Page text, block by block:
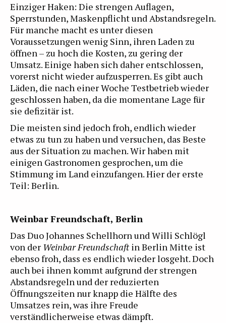
Einziger Haken: Die strengen Auflagen,
Sperrstunden, Maskenpflicht und Abstandsregeln.
Für manche macht es unter diesen
Voraussetzungen wenig Sinn, ihren Laden zu
öffnen – zu hoch die Kosten, zu gering der
Umsatz. Einige haben sich daher entschlossen,
vorerst nicht wieder aufzusperren. Es gibt auch
Läden, die nach einer Woche Testbetrieb wieder
geschlossen haben, da die momentane Lage für
sie defizitär ist.
Die meisten sind jedoch froh, endlich wieder
etwas zu tun zu haben und versuchen, das Beste
aus der Situation zu machen. Wir haben mit
einigen Gastronomen gesprochen, um die
Stimmung im Land einzufangen. Hier der erste
Teil: Berlin.
Weinbar Freundschaft, Berlin
Das Duo Johannes Schellhorn und Willi Schlögl
von der Weinbar Freundschaftin Berlin Mitte ist
ebenso froh, dass es endlich wieder losgeht. Doch
auch bei ihnen kommt aufgrund der strengen
Abstandsregeln und der reduzierten
Öffnungszeiten nur knapp die Hälfte des
Umsatzes rein, was ihre Freude
verständlicherweise etwas dämpft.